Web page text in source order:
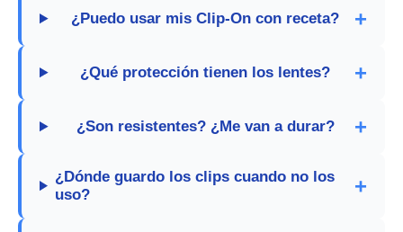
¿Puedo usar mis Clip-On con receta?
¿Qué protección tienen los lentes?
¿Son resistentes? ¿Me van a durar?
¿Dónde guardo los clips cuando no los
uso?